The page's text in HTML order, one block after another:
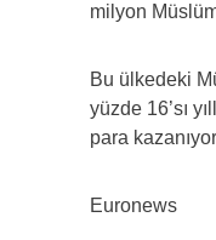
milyon
Bu ülkedeki
yüzde 16’sı
para
Euronews